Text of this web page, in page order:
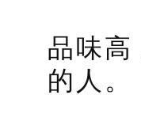
品味
的人。